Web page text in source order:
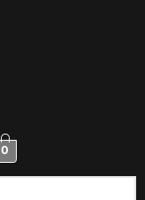
0